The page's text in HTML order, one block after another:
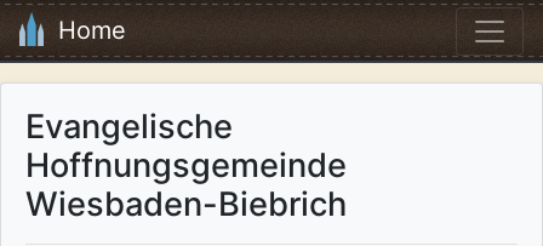
Home
Evangelische
Hoffnungsgemeinde
Wiesbaden-Biebrich